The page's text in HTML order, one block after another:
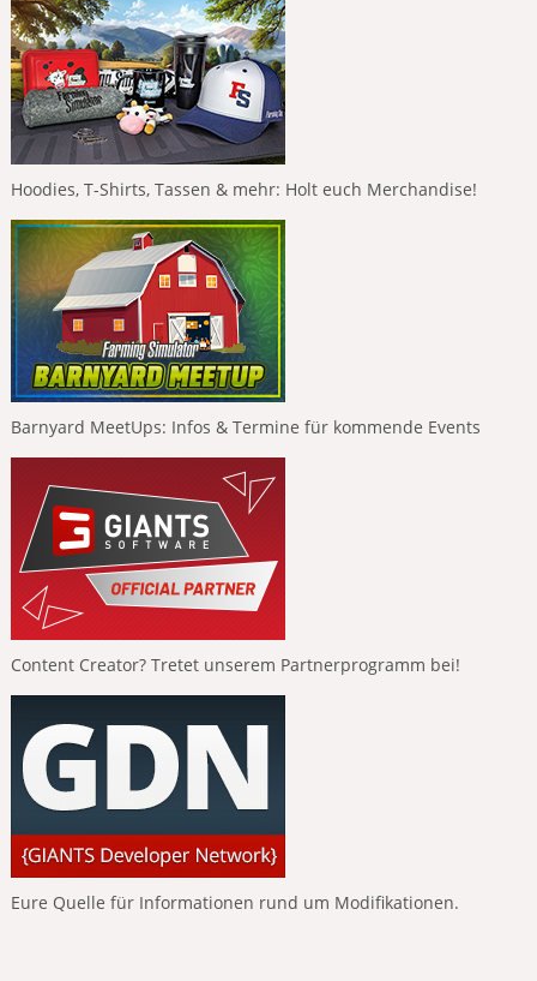
Hoodies, T-Shirts, Tassen & mehr: Holt euch Merchandise!
Barnyard MeetUps: Infos & Termine für kommende Events
Content Creator? Tretet unserem Partnerprogramm bei!
Eure Quelle für Informationen rund um Modifikationen.